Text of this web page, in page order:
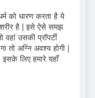
को धारण करता है ये
शरीर है | इसे ऐसे समझ
उसकी प्रॉपर्टी
तो अग्नि अवश्य होगी |
इसके लिए हमारे यहाँ